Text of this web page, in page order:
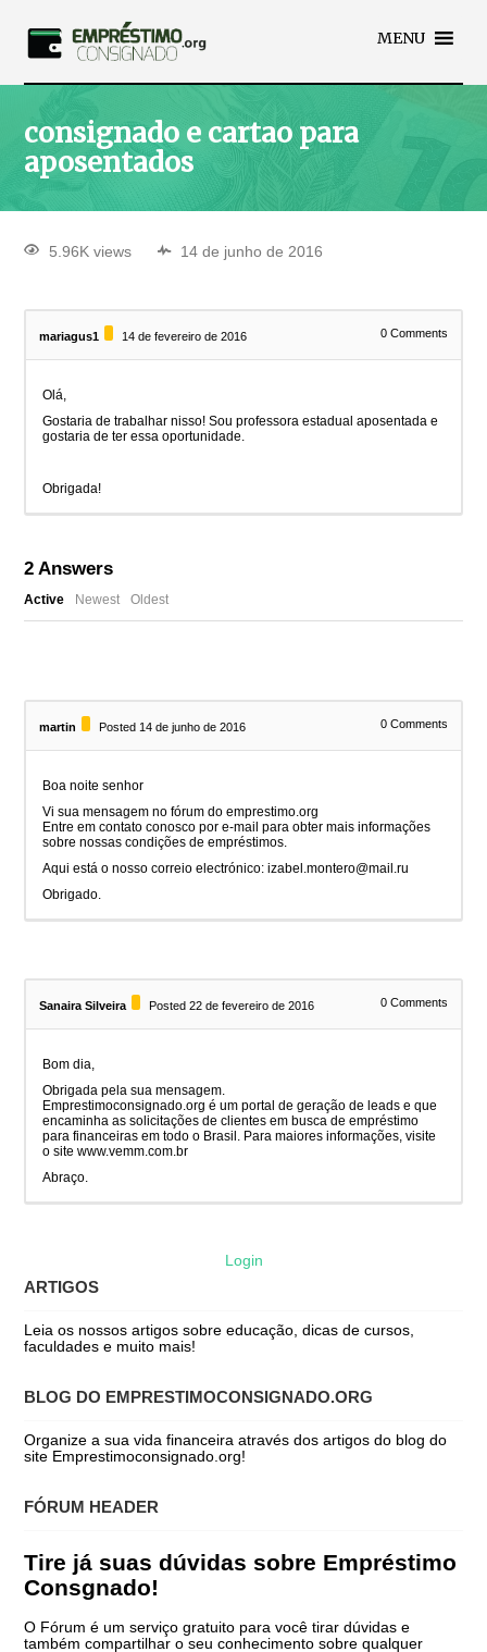
MENU
consignado e cartao para
aposentados
5.96K views 14 de junho de 2016
mariagus1 14 de fevereiro de 2016 0Comments
Olá,
Gostaria de trabalhar nisso! Sou professora estadual aposentada e
gostaria de ter essa oportunidade.
Obrigada!
2 Answers
Active Newest Oldest
martin Posted 14 de junho de 2016 0Comments
Boa noite senhor
Vi sua mensagem no fórum do emprestimo.org
Entre em contato conosco por e-mail para obter mais informações
sobre nossas condições de empréstimos.
Aqui está o nosso correio electrónico: izabel.montero@mail.ru
Obrigado.
Sanaira Silveira Posted 22 de fevereiro de 2016 0Comments
Bom dia,
Obrigada pela sua mensagem.
Emprestimoconsignado.org é um portal de geração de leads e que
encaminha as solicitações de clientes em busca de empréstimo
para financeiras em todo o Brasil. Para maiores informações, visite
o site www.vemm.com.br
Abraço.
Login
ARTIGOS
Leia os nossos artigos sobre educação, dicas de cursos,
faculdades e muito mais!
BLOG DO EMPRESTIMOCONSIGNADO.ORG
Organize a sua vida financeira através dos artigos do blog do
site Emprestimoconsignado.org!
FÓRUM HEADER
Tire já suas dúvidas sobre Empréstimo
Consgnado!
O Fórum é um serviço gratuito para você tirar dúvidas e
também compartilhar o seu conhecimento sobre qualquer